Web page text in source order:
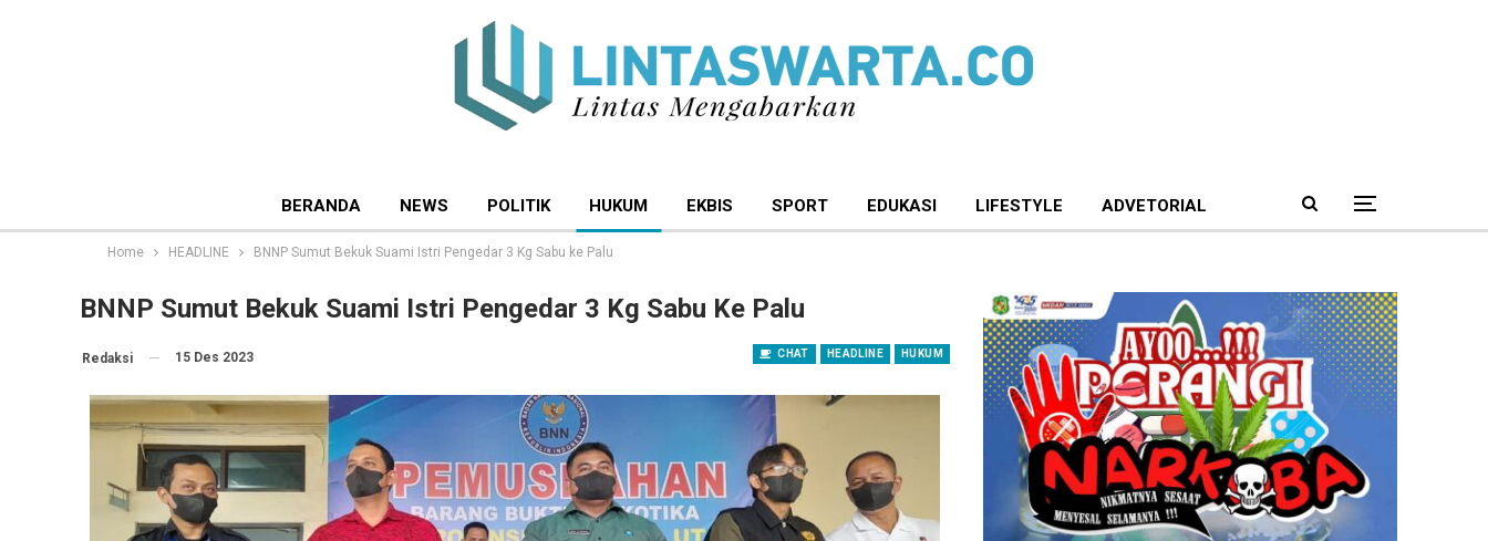
BERANDA NEWS POLITIK HUKUM EKBIS SPORT EDUKASI LIFESTYLE ADVETORIAL
Home HEADLINE BNNP Sumut Bekuk Suami Istri Pengedar 3 Kg Sabu ke Palu
BNNP Sumut Bekuk Suami Istri Pengedar 3 Kg Sabu Ke Palu
CHAT HEADLINE HUKUM
Redaksi 15 Des 2023